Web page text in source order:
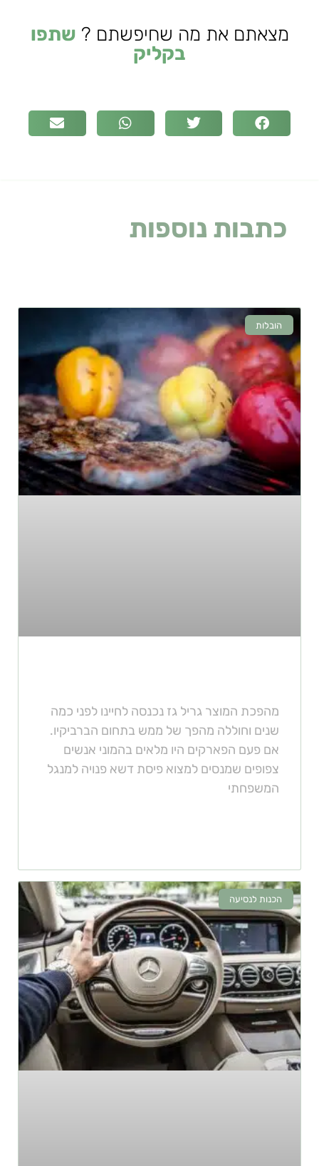
מצאתם את מה שחיפשתם ? שתפו
בקליק
כתבות נוספות
הובלות
מהפכת המוצר גריל גז נכנסה לחיינו לפני כמה
שנים וחוללה מהפך של ממש בתחום הברביקיו.
אם פעם הפארקים היו מלאים בהמוני אנשים
צפופים שמנסים למצוא פיסת דשא פנויה למנגל
המשפחתי
הכנות לנסיעה